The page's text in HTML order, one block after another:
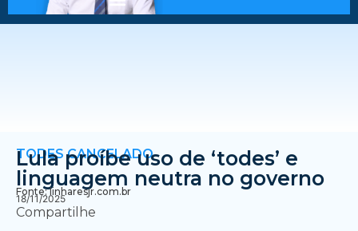
TODES CANCELADO
Lula proíbe uso de ‘todes’ e
linguagem neutra no governo
Fonte: linharesjr.com.br
18/11/2025
Compartilhe